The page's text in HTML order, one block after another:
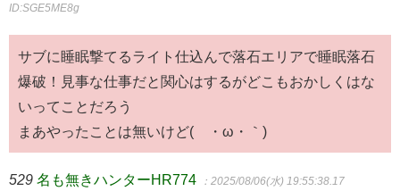
ID:SGE5ME8g
サブに睡眠撃てるライト仕込んで落石エリアで睡眠落石
爆破！見事な仕事だと関心はするがどこもおかしくはな
いってことだろう
まあやったことは無いけど(´・ω・｀)
529 名も無きハンターHR774 ：2025/08/06(水) 19:55:38.17